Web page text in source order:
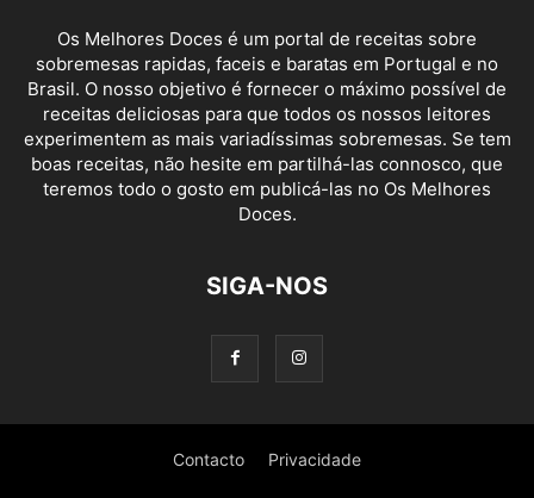
Os Melhores Doces é um portal de receitas sobre
sobremesas rapidas, faceis e baratas em Portugal e no
Brasil. O nosso objetivo é fornecer o máximo possível de
receitas deliciosas para que todos os nossos leitores
experimentem as mais variadíssimas sobremesas. Se tem
boas receitas, não hesite em partilhá-las connosco, que
teremos todo o gosto em publicá-las no Os Melhores
Doces.
SIGA-NOS
Contacto Privacidade